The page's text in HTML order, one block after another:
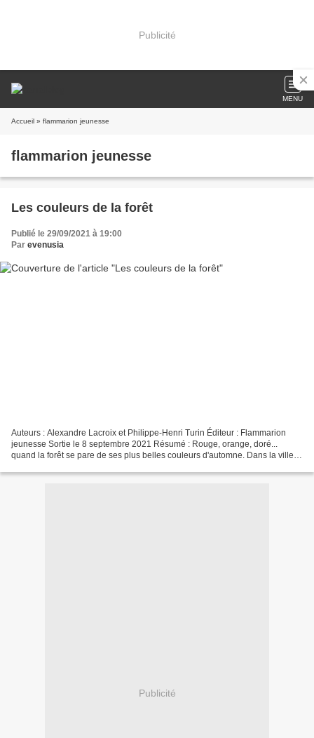
Publicité
MENU
Accueil » flammarion jeunesse
flammarion jeunesse
Les couleurs de la forêt
Publié le 29/09/2021 à 19:00
Par evenusia
Auteurs : Alexandre Lacroix et Philippe-Henri Turin Éditeur : Flammarion
jeunesse Sortie le 8 septembre 2021 Résumé : Rouge, orange, doré...
quand la forêt se pare de ses plus belles couleurs d'automne. Dans la ville
Publicité